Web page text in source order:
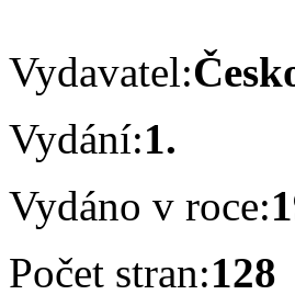
Vydavatel:
Vydání:1.
Vydáno v roce:
Počet stran:128